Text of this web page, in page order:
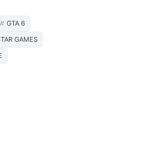
GTA 6
GAMES